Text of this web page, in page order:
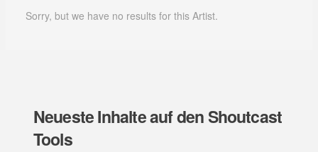
Sorry, but we have no results for this Artist.
Neueste Inhalte auf den Shoutcast
Tools